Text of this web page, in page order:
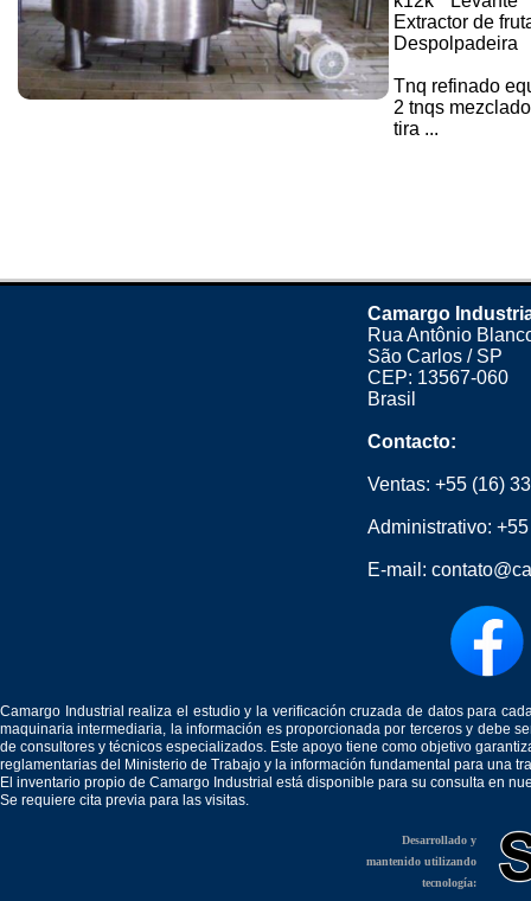
Extractor de
Despolpadeira
Tnq refinado
2 tnqs
tira ...
Camargo
Rua Antônio
São Carlos / SP
CEP: 13567-060
Brasil
Contacto:
Ventas: +55 (16)
Administrativo:
E-mail:
Camargo Industrial realiza el estudio y la verificación cruzada de datos para
maquinaria intermediaria, la información es proporcionada por terceros y debe
de consultores y técnicos especializados. Este apoyo tiene como objetivo
reglamentarias del Ministerio de Trabajo y la información fundamental para una
El inventario propio de Camargo Industrial está disponible para su consulta en
Se requiere cita previa para las visitas.
Desarrollado y
mantenido utilizando
tecnología: